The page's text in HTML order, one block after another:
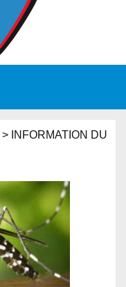
> INFORMATION DU